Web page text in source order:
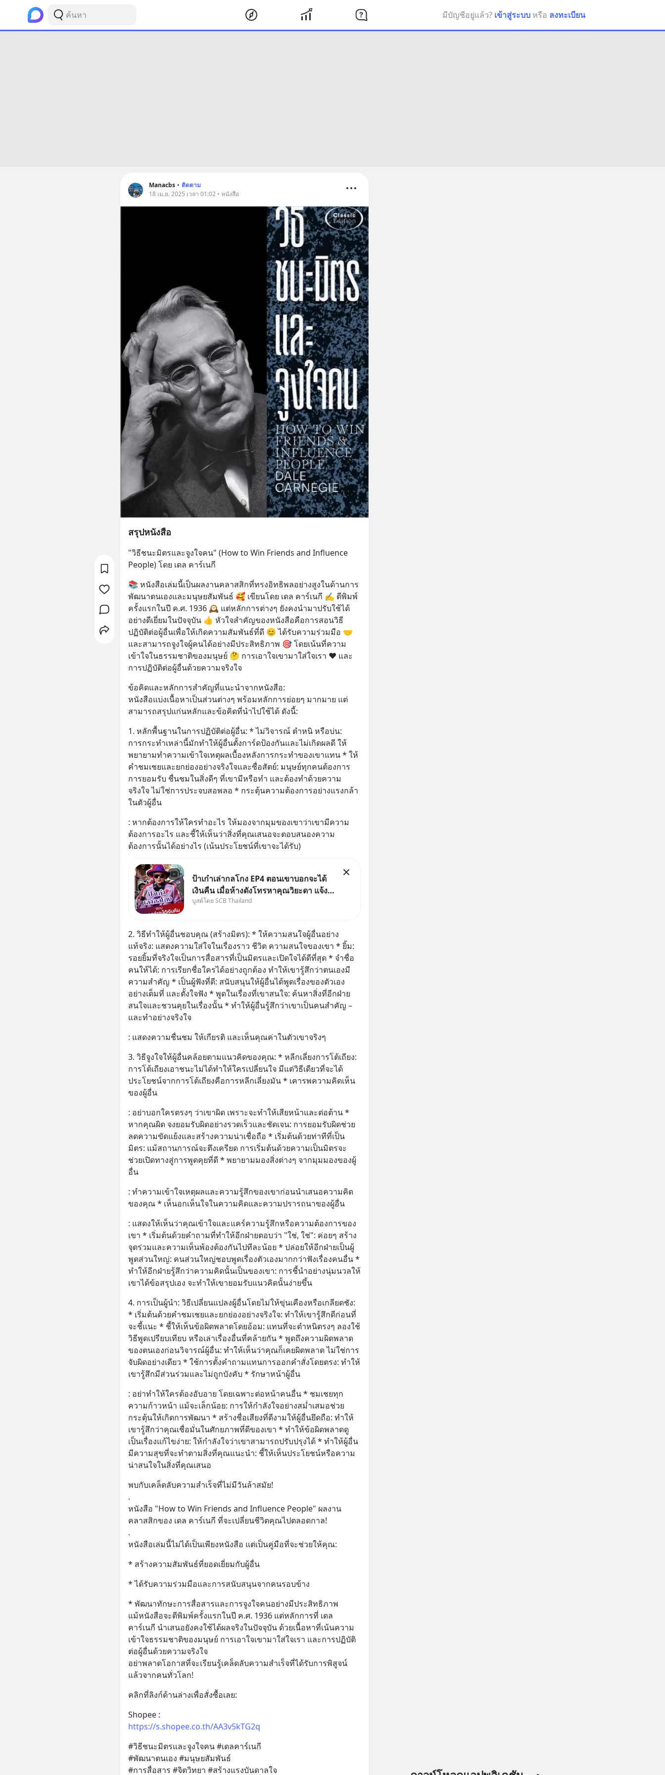
มีบัญชีอยู่แล้ว? เข้าสู่ระบบ หรือ ลงทะเบียน
Manacbs • ติดตาม
18 เม.ย. 2025 เวลา 01:02 • หนังสือ
สรุปหนังสือ
"วิธีชนะมิตรและจูงใจคน" (How to Win Friends and Influence
People) โดย เดล คาร์เนกี
📚 หนังสือเล่มนี้เป็นผลงานคลาสสิกที่ทรงอิทธิพลอย่างสูงในด้านการ
พัฒนาตนเองและมนุษยสัมพันธ์ 🥰 เขียนโดย เดล คาร์เนกี ✍️ ตีพิมพ์
ครั้งแรกในปี ค.ศ. 1936 🕰️ แต่หลักการต่างๆ ยังคงนำมาปรับใช้ได้
อย่างดีเยี่ยมในปัจจุบัน 👍 หัวใจสำคัญของหนังสือคือการสอนวิธี
ปฏิบัติต่อผู้อื่นเพื่อให้เกิดความสัมพันธ์ที่ดี 😊 ได้รับความร่วมมือ 🤝
และสามารถจูงใจผู้คนได้อย่างมีประสิทธิภาพ 🎯 โดยเน้นที่ความ
เข้าใจในธรรมชาติของมนุษย์ 🤔 การเอาใจเขามาใส่ใจเรา ❤️ และ
การปฏิบัติต่อผู้อื่นด้วยความจริงใจ
ข้อคิดและหลักการสำคัญที่แนะนำจากหนังสือ:
หนังสือแบ่งเนื้อหาเป็นส่วนต่างๆ พร้อมหลักการย่อยๆ มากมาย แต่
สามารถสรุปแก่นหลักและข้อคิดที่นำไปใช้ได้ ดังนี้:
1. หลักพื้นฐานในการปฏิบัติต่อผู้อื่น: * ไม่วิจารณ์ ตำหนิ หรือบ่น:
การกระทำเหล่านี้มักทำให้ผู้อื่นตั้งการ์ดป้องกันและไม่เกิดผลดี ให้
พยายามทำความเข้าใจเหตุผลเบื้องหลังการกระทำของเขาแทน * ให้
คำชมเชยและยกย่องอย่างจริงใจและซื่อสัตย์: มนุษย์ทุกคนต้องการ
การยอมรับ ชื่นชมในสิ่งดีๆ ที่เขามีหรือทำ และต้องทำด้วยความ
จริงใจ ไม่ใช่การประจบสอพลอ * กระตุ้นความต้องการอย่างแรงกล้า
ในตัวผู้อื่น
: หากต้องการให้ใครทำอะไร ให้มองจากมุมของเขาว่าเขามีความ
ต้องการอะไร และชี้ให้เห็นว่าสิ่งที่คุณเสนอจะตอบสนองความ
ต้องการนั้นได้อย่างไร (เน้นประโยชน์ที่เขาจะได้รับ)
ป้าเก๋าเล่ากลโกง EP4 ตอนเขาบอกจะได้
เงินคืน เมื่อห้างดังโทรหาคุณวิยะดา แจ้ง
เรื่องเคลมสินค้าแล้วบอกว่าจะคืนเงิน คุณ
คำตอบได้ที่ “ป้าเก๋าเล่ากลโกง” EP4 ตอน
“เขา
บูสต์โดย SCB Thailand
2. วิธีทำให้ผู้อื่นชอบคุณ (สร้างมิตร): * ให้ความสนใจผู้อื่นอย่าง
แท้จริง: แสดงความใส่ใจในเรื่องราว ชีวิต ความสนใจของเขา * ยิ้ม:
รอยยิ้มที่จริงใจเป็นการสื่อสารที่เป็นมิตรและเปิดใจได้ดีที่สุด * จำชื่อ
คนให้ได้: การเรียกชื่อใครได้อย่างถูกต้อง ทำให้เขารู้สึกว่าตนเองมี
ความสำคัญ * เป็นผู้ฟังที่ดี: สนับสนุนให้ผู้อื่นได้พูดเรื่องของตัวเอง
อย่างเต็มที่ และตั้งใจฟัง * พูดในเรื่องที่เขาสนใจ: ค้นหาสิ่งที่อีกฝ่าย
สนใจและชวนคุยในเรื่องนั้น * ทำให้ผู้อื่นรู้สึกว่าเขาเป็นคนสำคัญ –
และทำอย่างจริงใจ
: แสดงความชื่นชม ให้เกียรติ และเห็นคุณค่าในตัวเขาจริงๆ
3. วิธีจูงใจให้ผู้อื่นคล้อยตามแนวคิดของคุณ: * หลีกเลี่ยงการโต้เถียง:
การโต้เถียงเอาชนะไม่ได้ทำให้ใครเปลี่ยนใจ มีแต่วิธีเดียวที่จะได้
ประโยชน์จากการโต้เถียงคือการหลีกเลี่ยงมัน * เคารพความคิดเห็น
ของผู้อื่น
: อย่าบอกใครตรงๆ ว่าเขาผิด เพราะจะทำให้เสียหน้าและต่อต้าน *
หากคุณผิด จงยอมรับผิดอย่างรวดเร็วและชัดเจน: การยอมรับผิดช่วย
ลดความขัดแย้งและสร้างความน่าเชื่อถือ * เริ่มต้นด้วยท่าทีที่เป็น
มิตร: แม้สถานการณ์จะตึงเครียด การเริ่มต้นด้วยความเป็นมิตรจะ
ช่วยเปิดทางสู่การพูดคุยที่ดี * พยายามมองสิ่งต่างๆ จากมุมมองของผู้
อื่น
: ทำความเข้าใจเหตุผลและความรู้สึกของเขาก่อนนำเสนอความคิด
ของคุณ * เห็นอกเห็นใจในความคิดและความปรารถนาของผู้อื่น
: แสดงให้เห็นว่าคุณเข้าใจและแคร์ความรู้สึกหรือความต้องการของ
เขา * เริ่มต้นด้วยคำถามที่ทำให้อีกฝ่ายตอบว่า "ใช่, ใช่": ค่อยๆ สร้าง
จุดร่วมและความเห็นพ้องต้องกันไปทีละน้อย * ปล่อยให้อีกฝ่ายเป็นผู้
พูดส่วนใหญ่: คนส่วนใหญ่ชอบพูดเรื่องตัวเองมากกว่าฟังเรื่องคนอื่น *
ทำให้อีกฝ่ายรู้สึกว่าความคิดนั้นเป็นของเขา: การชี้นำอย่างนุ่มนวลให้
เขาได้ข้อสรุปเอง จะทำให้เขายอมรับแนวคิดนั้นง่ายขึ้น
4. การเป็นผู้นำ: วิธีเปลี่ยนแปลงผู้อื่นโดยไม่ให้ขุ่นเคืองหรือเกลียดชัง:
* เริ่มต้นด้วยคำชมเชยและยกย่องอย่างจริงใจ: ทำให้เขารู้สึกดีก่อนที่
จะชี้แนะ * ชี้ให้เห็นข้อผิดพลาดโดยอ้อม: แทนที่จะตำหนิตรงๆ ลองใช้
วิธีพูดเปรียบเทียบ หรือเล่าเรื่องอื่นที่คล้ายกัน * พูดถึงความผิดพลาด
ของตนเองก่อนวิจารณ์ผู้อื่น: ทำให้เห็นว่าคุณก็เคยผิดพลาด ไม่ใช่การ
จับผิดอย่างเดียว * ใช้การตั้งคำถามแทนการออกคำสั่งโดยตรง: ทำให้
เขารู้สึกมีส่วนร่วมและไม่ถูกบังคับ * รักษาหน้าผู้อื่น
: อย่าทำให้ใครต้องอับอาย โดยเฉพาะต่อหน้าคนอื่น * ชมเชยทุก
ความก้าวหน้า แม้จะเล็กน้อย: การให้กำลังใจอย่างสม่ำเสมอช่วย
กระตุ้นให้เกิดการพัฒนา * สร้างชื่อเสียงที่ดีงามให้ผู้อื่นยึดถือ: ทำให้
เขารู้สึกว่าคุณเชื่อมั่นในศักยภาพที่ดีของเขา * ทำให้ข้อผิดพลาดดู
เป็นเรื่องแก้ไขง่าย: ให้กำลังใจว่าเขาสามารถปรับปรุงได้ * ทำให้ผู้อื่น
มีความสุขที่จะทำตามสิ่งที่คุณแนะนำ: ชี้ให้เห็นประโยชน์หรือความ
น่าสนใจในสิ่งที่คุณเสนอ
พบกับเคล็ดลับความสำเร็จที่ไม่มีวันล้าสมัย!
.
หนังสือ "How to Win Friends and Influence People" ผลงาน
คลาสสิกของ เดล คาร์เนกี ที่จะเปลี่ยนชีวิตคุณไปตลอดกาล!
.
หนังสือเล่มนี้ไม่ได้เป็นเพียงหนังสือ แต่เป็นคู่มือที่จะช่วยให้คุณ:
* สร้างความสัมพันธ์ที่ยอดเยี่ยมกับผู้อื่น
* ได้รับความร่วมมือและการสนับสนุนจากคนรอบข้าง
* พัฒนาทักษะการสื่อสารและการจูงใจคนอย่างมีประสิทธิภาพ
แม้หนังสือจะตีพิมพ์ครั้งแรกในปี ค.ศ. 1936 แต่หลักการที่ เดล
คาร์เนกี นำเสนอยังคงใช้ได้ผลจริงในปัจจุบัน ด้วยเนื้อหาที่เน้นความ
เข้าใจธรรมชาติของมนุษย์ การเอาใจเขามาใส่ใจเรา และการปฏิบัติ
ต่อผู้อื่นด้วยความจริงใจ
อย่าพลาดโอกาสที่จะเรียนรู้เคล็ดลับความสำเร็จที่ได้รับการพิสูจน์
แล้วจากคนทั่วโลก!
คลิกที่ลิงก์ด้านล่างเพื่อสั่งซื้อเลย:
Shopee :
https://s.shopee.co.th/AA3v5kTG2q
#วิธีชนะมิตรและจูงใจคน #เดลคาร์เนกี
#พัฒนาตนเอง #มนุษยสัมพันธ์
#การสื่อสาร #จิตวิทยา #สร้างแรงบันดาลใจ